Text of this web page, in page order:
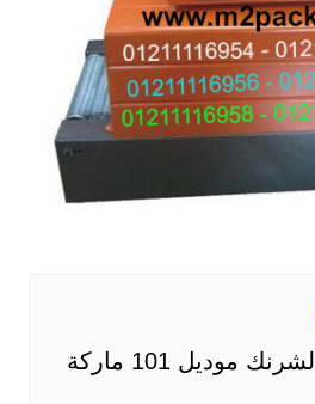
الة تغليف كتب بالشرنك موديل 101 ماركة